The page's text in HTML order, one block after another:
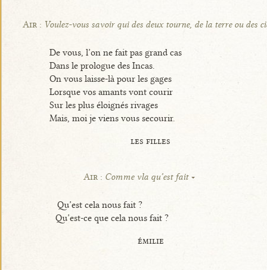
Air : Voulez-vous savoir qui des deux tourne, de la terre ou des
De vous, l’on ne fait pas grand cas
Dans le prologue des Incas.
On vous laisse-là pour les gages
Lorsque vos amants vont courir
Sur les plus éloignés rivages
Mais, moi je viens vous secourir.
les filles
Air : Comme vla qu’est fait
Qu’est cela nous fait ?
Qu’est-ce que cela nous fait ?
émilie